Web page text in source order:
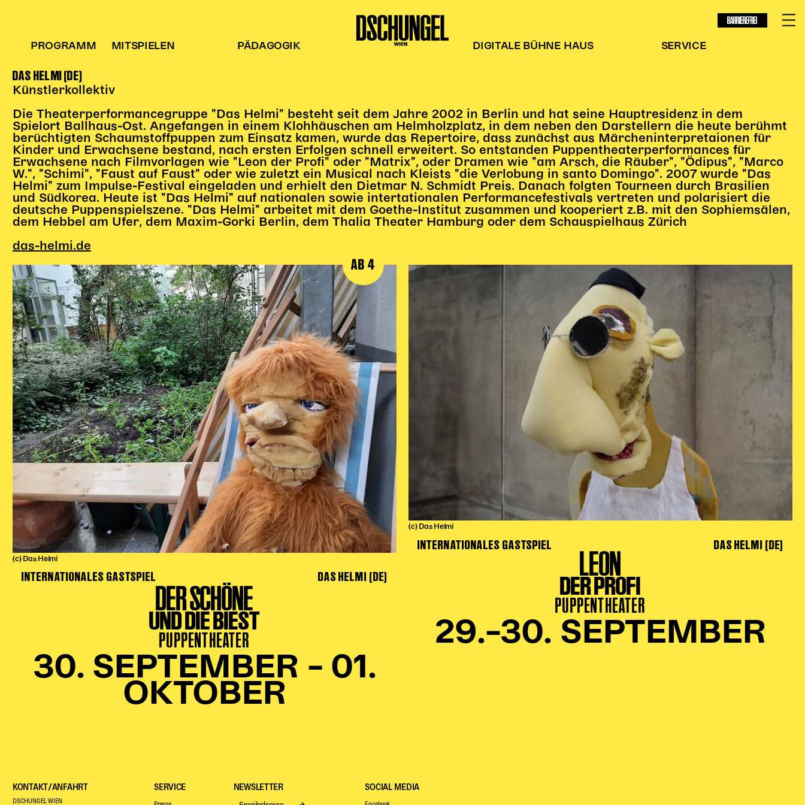
BARRIEREFREI
PROGRAMM MITSPIELEN PÄDAGOGIK DIGITALE BÜHNE HAUS SERVICE
DAS HELMI (DE)
Künstlerkollektiv
Die Theaterperformancegruppe "Das Helmi" besteht seit dem Jahre 2002 in Berlin und hat seine Hauptresidenz in dem
Spielort Ballhaus-Ost. Angefangen in einem Klohhäuschen am Helmholzplatz, in dem neben den Darstellern die heute berühmt
berüchtigten Schaumstoffpuppen zum Einsatz kamen, wurde das Repertoire, dass zunächst aus Märcheninterpretaionen für
Kinder und Erwachsene bestand, nach ersten Erfolgen schnell erweitert. So entstanden Puppentheaterperformances für
Erwachsene nach Filmvorlagen wie "Leon der Profi" oder "Matrix", oder Dramen wie "am Arsch, die Räuber", "Ödipus", "Marco
W.", "Schimi", "Faust auf Faust" oder wie zuletzt ein Musical nach Kleists "die Verlobung in santo Domingo". 2007 wurde "Das
Helmi" zum Impulse-Festival eingeladen und erhielt den Dietmar N. Schmidt Preis. Danach folgten Tourneen durch Brasilien
und Südkorea. Heute ist "Das Helmi" auf nationalen sowie intertationalen Performancefestivals vertreten und polarisiert die
deutsche Puppenspielszene. "Das Helmi" arbeitet mit dem Goethe-Institut zusammen und kooperiert z.B. mit den Sophiemsälen,
dem Hebbel am Ufer, dem Maxim-Gorki Berlin, dem Thalia Theater Hamburg oder dem Schauspielhaus Zürich
das-helmi.de
(c) Das Helmi
AB 4
INTERNATIONALES GASTSPIEL DAS HELMI (DE)
DER SCHÖNE
UND DIE BIEST
PUPPENTHEATER
30. SEPTEMBER – 01.
OKTOBER
(c) Das Helmi
INTERNATIONALES GASTSPIEL DAS HELMI (DE)
LEON
DER PROFI
PUPPENTHEATER
29.–30. SEPTEMBER
KONTAKT/ANFAHRT
DSCHUNGEL WIEN
SERVICE NEWSLETTER SOCIAL MEDIA